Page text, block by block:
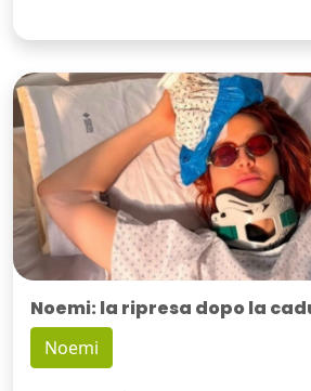
Noemi: la ripresa dopo la
Noemi